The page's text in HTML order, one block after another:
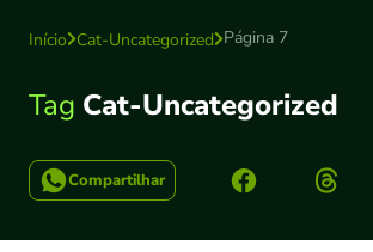
Início Cat-Uncategorized Página 7
Tag Cat-Uncategorized
Compartilhar